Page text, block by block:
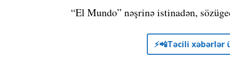
“El Mundo” nəşrinə istinadən,
⚡️📲Təcili